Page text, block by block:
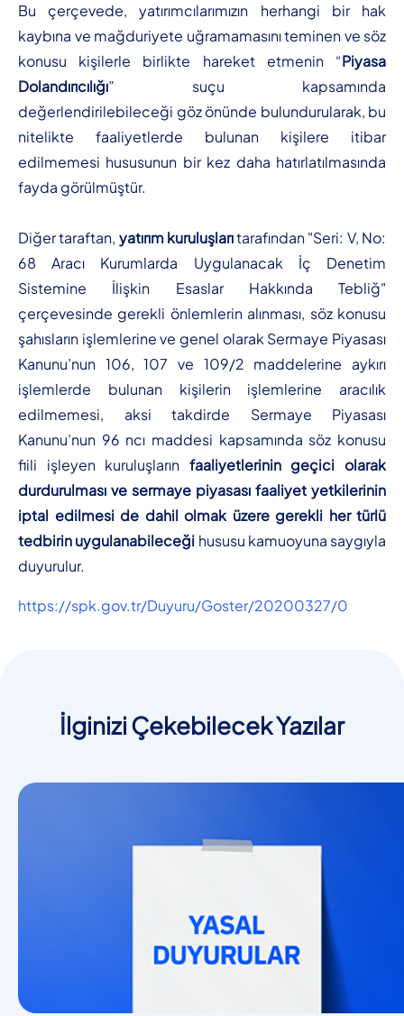
Bu çerçevede, yatırımcılarımızın herhangi bir hak
kaybına ve mağduriyete uğramamasını teminen ve söz
konusu kişilerle birlikte hareket etmenin “Piyasa
Dolandırıcılığı” suçu kapsamında
değerlendirilebileceği göz önünde bulundurularak, bu
nitelikte faaliyetlerde bulunan kişilere itibar
edilmemesi hususunun bir kez daha hatırlatılmasında
fayda görülmüştür.
Diğer taraftan, yatırım kuruluşlarıtarafından "Seri: V, No:
68 Aracı Kurumlarda Uygulanacak İç Denetim
Sistemine İlişkin Esaslar Hakkında Tebliğ"
çerçevesinde gerekli önlemlerin alınması, söz konusu
şahısların işlemlerine ve genel olarak Sermaye Piyasası
Kanunu’nun 106, 107 ve 109/2 maddelerine aykırı
işlemlerde bulunan kişilerin işlemlerine aracılık
edilmemesi, aksi takdirde Sermaye Piyasası
Kanunu’nun 96 ncı maddesi kapsamında söz konusu
fiili işleyen kuruluşların faaliyetlerinin geçici olarak
durdurulması ve sermaye piyasası faaliyet yetkilerinin
iptal edilmesi de dahil olmak üzere gerekli her türlü
tedbirin uygulanabileceği hususu kamuoyuna saygıyla
duyurulur.
https://spk.gov.tr/Duyuru/Goster/20200327/0
İlginizi Çekebilecek Yazılar